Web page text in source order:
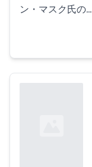
ン・マスク氏の…